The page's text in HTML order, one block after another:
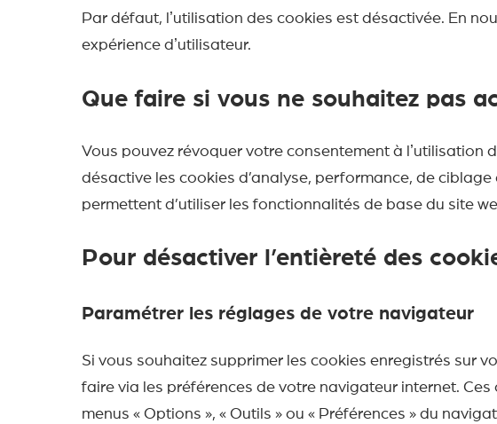
Par défaut, lʼutilisation des cookies est désactivée. En
expérience dʼutilisateur.
Que faire si vous ne souhaitez pas
Vous pouvez révoquer votre consentement à
désactive les cookies d’analyse, performance, de
permettent d’utiliser les fonctionnalités de base du site
Pour désactiver l’entièreté des
Paramétrer les réglages de votre navigateur
Si vous souhaitez supprimer les cookies enregistrés sur
faire via les préférences de votre navigateur internet.
menus « Options », « Outils » ou « Préférences » du